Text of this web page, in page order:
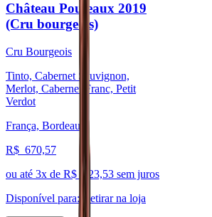
Château Poujeaux 2019
(Cru bourgeois)
Cru Bourgeois
Tinto, Cabernet Sauvignon,
Merlot, Cabernet Franc, Petit
Verdot
França, Bordeaux
R$ 670,57
ou até 3x de R$ 223,53 sem juros
Disponível para:
Retirar na loja